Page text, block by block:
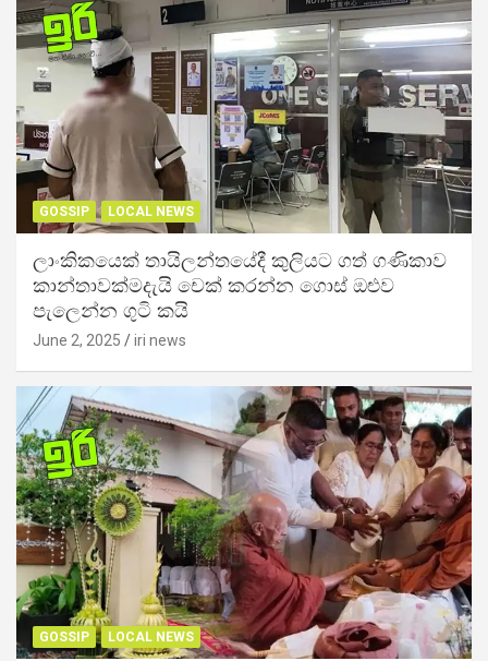
GOSSIP LOCAL NEWS
ලාංකිකයෙක් තායිලන්තයේදී කුලියට ගත් ගණිකාව
කාන්තාවක්මදැයි චෙක් කරන්න ගොස් ඔළුව
පැලෙන්න ගුටි කයි
June 2, 2025 iri news
GOSSIP LOCAL NEWS